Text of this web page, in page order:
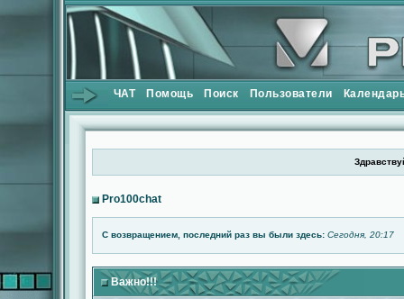
ЧАТ Помощь Поиск Пользователи
Pro100chat
С возвращением, последний раз вы были здесь: Сегодня, 20:17
Важно!!!